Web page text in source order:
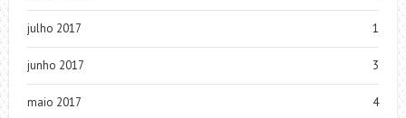
julho 2017 1
junho 2017 3
maio 2017 4